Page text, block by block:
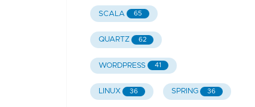
SCALA 65
QUARTZ 62
WORDPRESS 41
LINUX 36 SPRING 36